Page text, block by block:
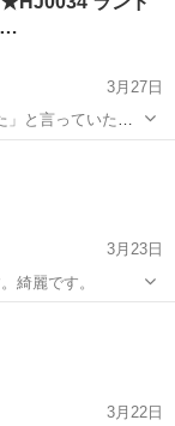
はいいのでまだま
3月27日
と言っていただ
購入が可能です。
...
3月23日
綺麗です。
ー
3月22日